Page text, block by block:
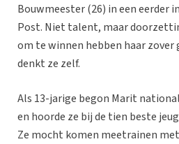
Bouwmeester (26) in een eerder
Post. Niet talent, maar
om te winnen hebben haar
denkt ze zelf.
Als 13-jarige begon Marit
en hoorde ze bij de tien beste
Ze mocht komen meetrainen